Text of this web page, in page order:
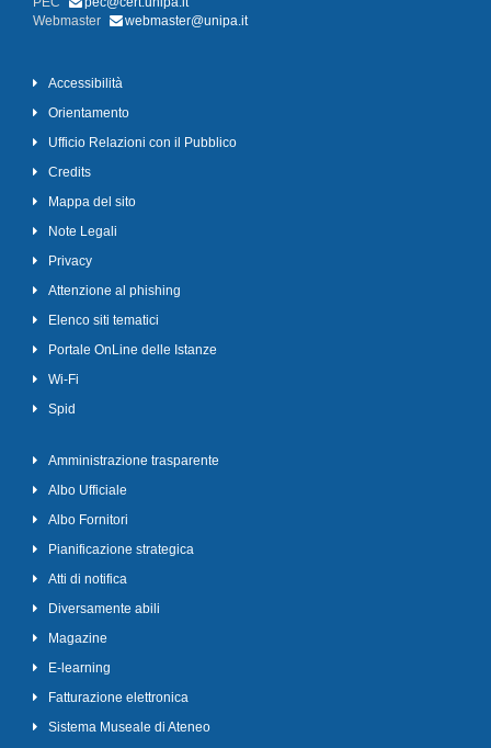
Webmaster
webmaster@unipa.it
Accessibilità
Orientamento
Ufficio Relazioni con il Pubblico
Credits
Mappa del sito
Note Legali
Privacy
Attenzione al phishing
Elenco siti tematici
Portale OnLine delle Istanze
Wi-Fi
Spid
Amministrazione trasparente
Albo Ufficiale
Albo Fornitori
Pianificazione strategica
Atti di notifica
Diversamente abili
Magazine
E-learning
Fatturazione elettronica
Sistema Museale di Ateneo